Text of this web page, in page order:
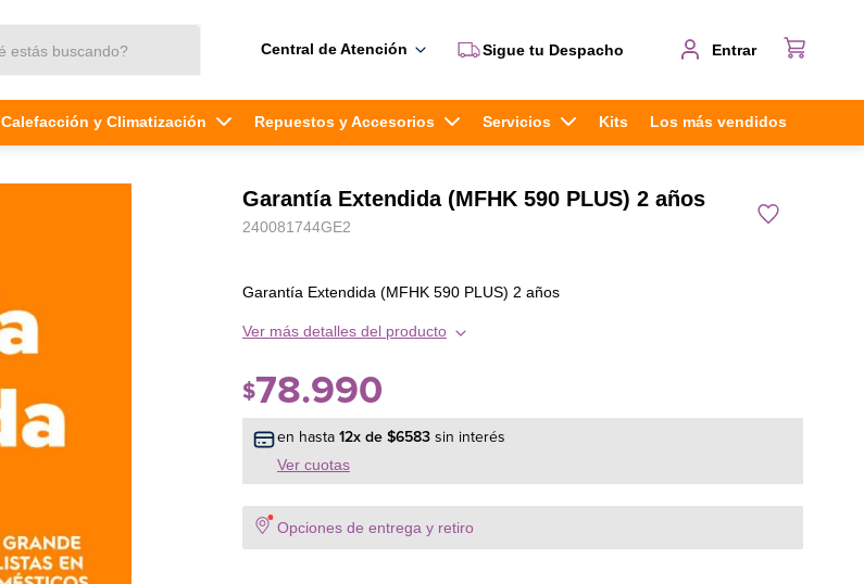
Central de Atención Sigue tu Despacho Entrar
Calefacción y Climatización Repuestos y Accesorios Servicios Kits Los más vendidos
Garantía Extendida (MFHK 590 PLUS) 2 años
240081744GE2
Garantía Extendida (MFHK 590 PLUS) 2 años
Ver más detalles del producto
$78.990
en hasta 12x de $6583 sin interés
Ver cuotas
Opciones de entrega y retiro